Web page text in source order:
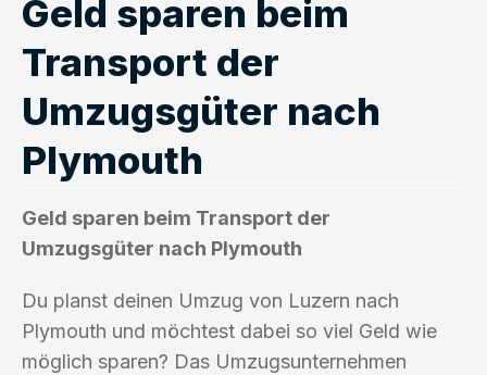
Geld sparen beim
Transport der
Umzugsgüter nach
Plymouth
Geld sparen beim Transport der
Umzugsgüter nach Plymouth
Du planst deinen Umzug von Luzern nach
Plymouth und möchtest dabei so viel Geld wie
möglich sparen? Das Umzugsunternehmen